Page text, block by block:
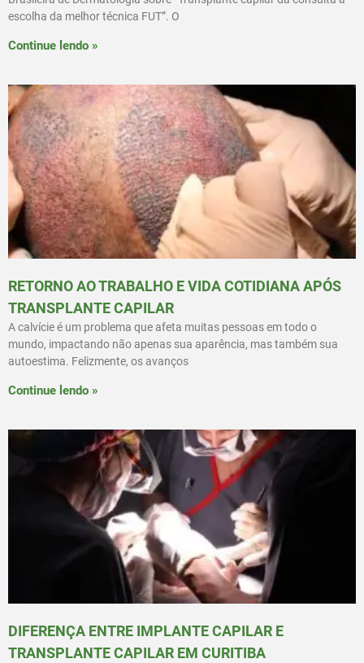
escolha da melhor técnica FUT”. O
Continue lendo »
RETORNO AO TRABALHO E VIDA COTIDIANA APÓS
TRANSPLANTE CAPILAR
A calvície é um problema que afeta muitas pessoas em todo o
mundo, impactando não apenas sua aparência, mas também sua
autoestima. Felizmente, os avanços
Continue lendo »
DIFERENÇA ENTRE IMPLANTE CAPILAR E
TRANSPLANTE CAPILAR EM CURITIBA